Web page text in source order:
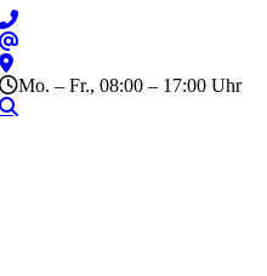
Zum
Inhalt
springen
Mo. – Fr., 08:00 – 17:00 Uhr